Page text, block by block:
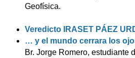
Geofísica.
Veredicto IRASET PÁEZ
… y el mundo cerrara los
Br. Jorge Romero, estudiante